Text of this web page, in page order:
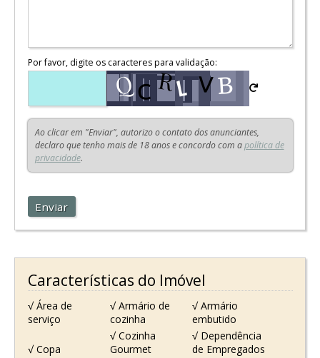
Por favor, digite os caracteres para validação:
Ao clicar em "Enviar", autorizo o contato dos anunciantes,
declaro que tenho mais de 18 anos e concordo com apolítica de
privacidade.
Enviar
Características do Imóvel
√ Área de
serviço
√ Armário de
cozinha
√ Armário
embutido
√ Copa
√ Cozinha
Gourmet
√ Dependência
de Empregados